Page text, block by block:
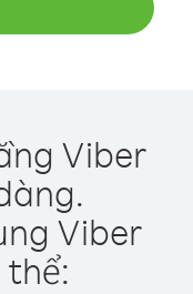
Viber
Viber
thể: